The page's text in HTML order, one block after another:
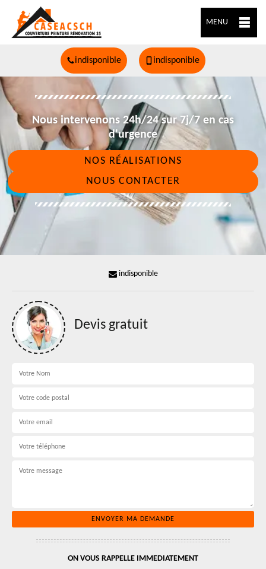
MENU
indisponible indisponible
Nous intervenons 24h/24 sur 7j/7 en cas
d'urgence
NOS RÉALISATIONS
NOUS CONTACTER
indisponible
Devis gratuit
ON VOUS RAPPELLE IMMEDIATEMENT